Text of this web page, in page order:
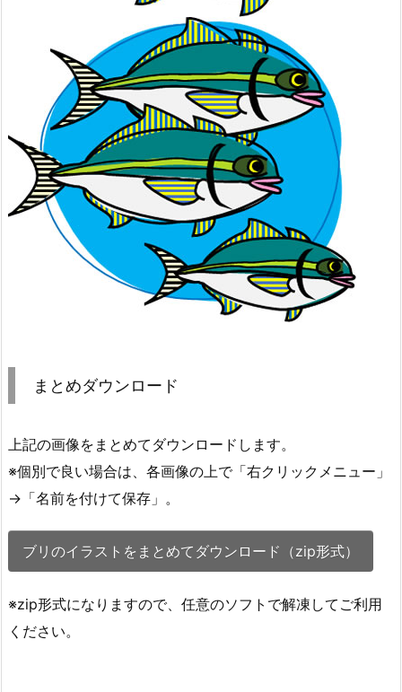
まとめダウンロード
上記の画像をまとめてダウンロードします。
※個別で良い場合は、各画像の上で「右クリックメニュー」
→「名前を付けて保存」。
ブリのイラストをまとめてダウンロード（zip形式）
※zip形式になりますので、任意のソフトで解凍してご利用
ください。